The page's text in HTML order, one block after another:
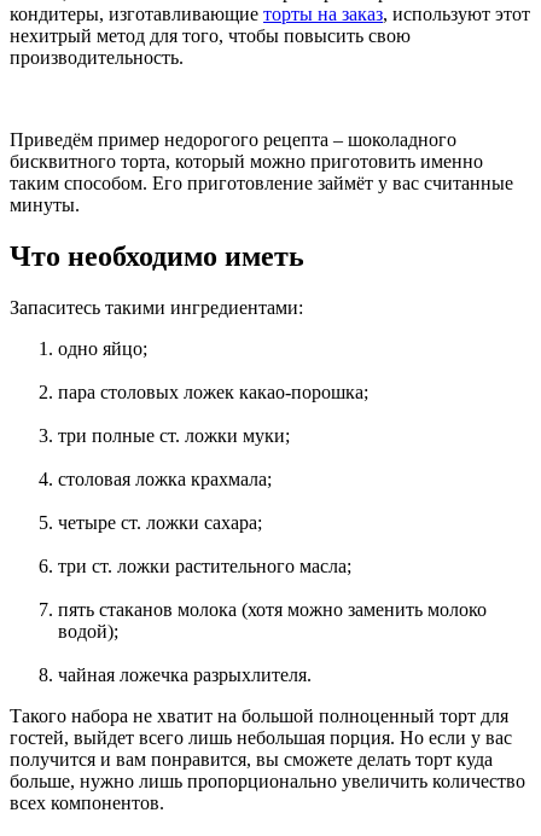
кондитеры, изготавливающие торты на заказ, используют этот
нехитрый метод для того, чтобы повысить свою
производительность.
Приведём пример недорогого рецепта – шоколадного
бисквитного торта, который можно приготовить именно
таким способом. Его приготовление займёт у вас считанные
минуты.
Что необходимо иметь
Запаситесь такими ингредиентами:
одно яйцо;
пара столовых ложек какао-порошка;
три полные ст. ложки муки;
столовая ложка крахмала;
четыре ст. ложки сахара;
три ст. ложки растительного масла;
пять стаканов молока (хотя можно заменить молоко
водой);
чайная ложечка разрыхлителя.
Такого набора не хватит на большой полноценный торт для
гостей, выйдет всего лишь небольшая порция. Но если у вас
получится и вам понравится, вы сможете делать торт куда
больше, нужно лишь пропорционально увеличить количество
всех компонентов.